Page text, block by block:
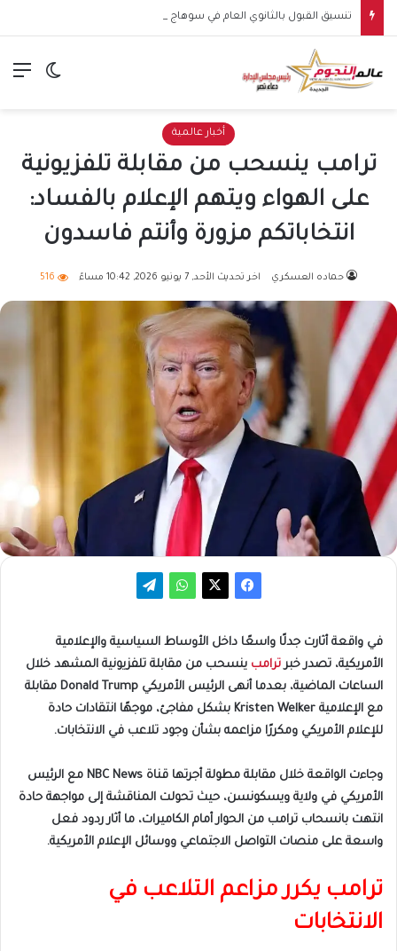
الوضع
أخبار عالمية
ترامب ينسحب من مقابلة تلفزيونية
على الهواء ويتهم الإعلام بالفساد:
انتخاباتكم مزورة وأنتم فاسدون
حماده العسكري اخر تحديث الأحد, 7 يونيو 2026, 10:42 مساءً 516
في واقعة أثارت جدلًا واسعًا داخل الأوساط السياسية والإعلامية
الأمريكية، تصدر خبر ترامب ينسحب من مقابلة تلفزيونية المشهد خلال
الساعات الماضية، بعدما أنهى الرئيس الأمريكي Donald Trump مقابلة
مع الإعلامية Kristen Welker بشكل مفاجئ، موجهًا انتقادات حادة
للإعلام الأمريكي ومكررًا مزاعمه بشأن وجود تلاعب في الانتخابات.
وجاءت الواقعة خلال مقابلة مطولة أجرتها قناة NBC News مع الرئيس
الأمريكي في ولاية ويسكونسن، حيث تحولت المناقشة إلى مواجهة حادة
انتهت بانسحاب ترامب من الحوار أمام الكاميرات، ما أثار ردود فعل
واسعة على منصات التواصل الاجتماعي ووسائل الإعلام الأمريكية.
ترامب يكرر مزاعم التلاعب في
الانتخابات